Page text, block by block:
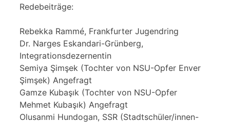
Redebeiträge:
Rebekka Rammé, Frankfurter Jugendring
Dr. Narges Eskandari-Grünberg,
Integrationsdezernentin
Semiya Şimşek (Tochter von NSU-Opfer Enver
Şimşek) Angefragt
Gamze Kubaşık (Tochter von NSU-Opfer
Mehmet Kubaşık) Angefragt
Olusanmi Hundogan, SSR (Stadtschüler/innen-